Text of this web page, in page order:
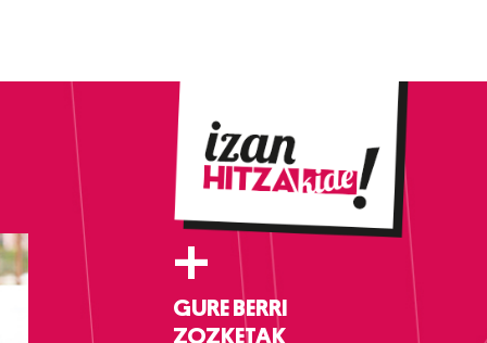
+
GURE BERRI
ZOZKETAK